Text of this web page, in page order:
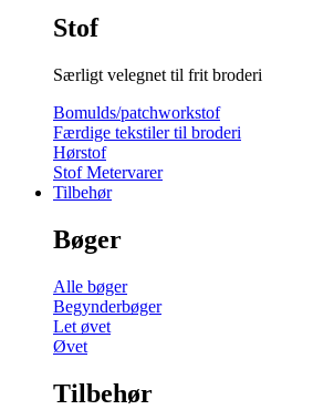
Stof
Særligt velegnet til frit broderi
Bomulds/patchworkstof
Færdige tekstiler til broderi
Hørstof
Stof Metervarer
Tilbehør
Bøger
Alle bøger
Begynderbøger
Let øvet
Øvet
Tilbehør